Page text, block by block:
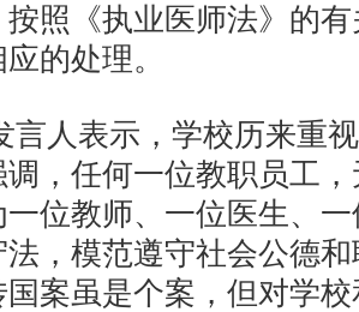
照《执业医师法》的
的处理。
言人表示，学校历来重
，任何一位教职员工
一位教师、一位医生、
，模范遵守社会公德
案虽是个案，但对学